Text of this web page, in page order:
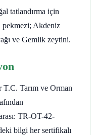
tatlandırma için
pekmezi; Akdeniz
ve Gemlik zeytini.
Tarım ve Orman
TR-OT-42-
bilgi her sertifikalı